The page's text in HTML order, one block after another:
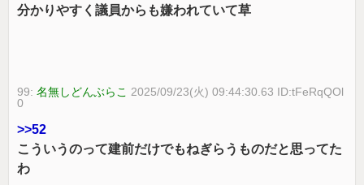
分かりやすく議員からも嫌われていて草
99:名無しどんぶらこ 2025/09/23(火) 09:44:30.63 ID:tFeRqQOl
0
>>52
こういうのって建前だけでもねぎらうものだと思ってた
わ